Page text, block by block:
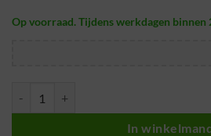
Op voorraad. Tijdens werkdagen binnen
In